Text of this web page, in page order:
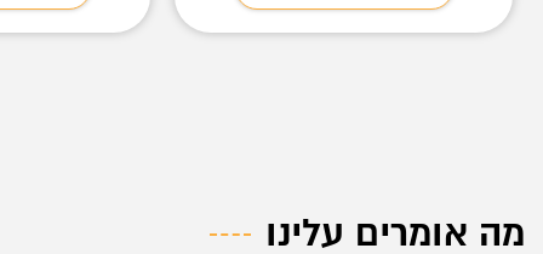
מה אומרים עלינו